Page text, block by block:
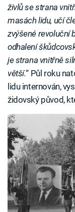
živlů se strana
masách lidu, učí
zvýšené revoluční
odhalení
je strana vnitřně
větší.“ Půl roku
lidu internován,
židovský původ,